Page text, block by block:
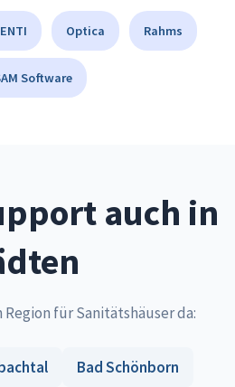
Optica Rahms
Software
auch in
für Sanitätshäuser da:
Bad Schönborn